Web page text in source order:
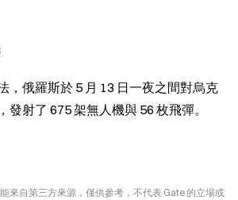
，俄羅斯於 5 月 13 日一夜之間對烏克
發射了 675 架無人機與 56 枚飛彈。
來自第三方來源，僅供參考，不代表 Gate 的立場或